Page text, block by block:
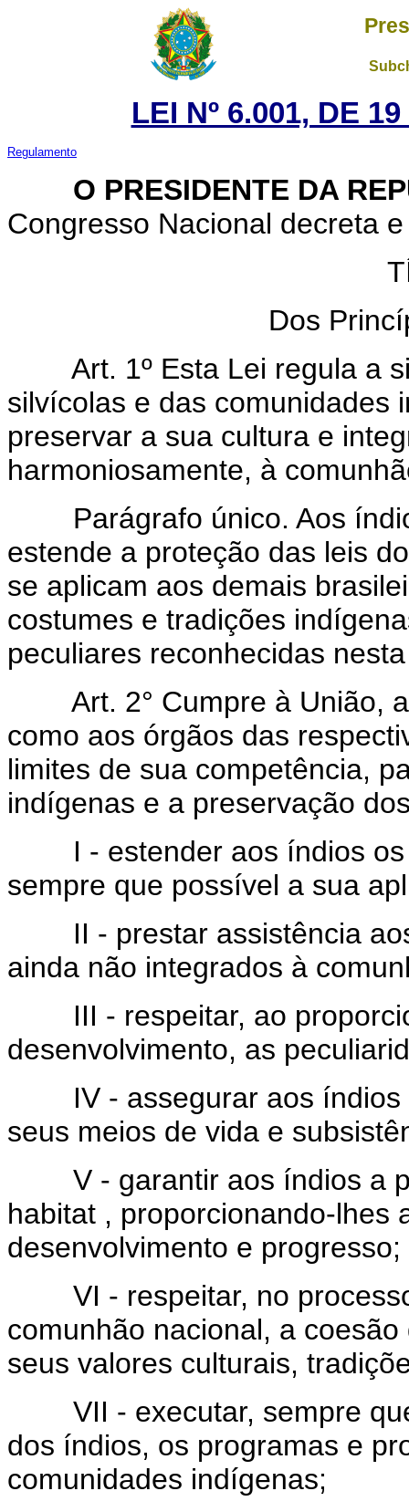
LEI Nº 6.001, DE
Regulamento
O PRESIDENTE DA
Congresso Nacional decreta
Dos
Art. 1º Esta Lei regula a
silvícolas e das comunidades
preservar a sua cultura e
harmoniosamente, à
Parágrafo único. Aos
estende a proteção das leis
se aplicam aos demais
costumes e tradições
peculiares reconhecidas
Art. 2° Cumpre à União,
como aos órgãos das
limites de sua competência,
indígenas e a preservação
I - estender aos índios os
sempre que possível a sua
II - prestar assistência aos
ainda não integrados à
III - respeitar, ao
desenvolvimento, as
IV - assegurar aos índios
seus meios de vida e
V - garantir aos índios a
habitat , proporcionando-lhes
desenvolvimento e progresso;
VI - respeitar, no
comunhão nacional, a
seus valores culturais,
VII - executar, sempre que
dos índios, os programas e
comunidades indígenas;